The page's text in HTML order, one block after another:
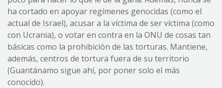
ha cortado en apoyar regímenes genocidas (como el
actual de Israel), acusar a la víctima de ser víctima (como
con Ucrania), o votar en contra en la ONU de cosas tan
básicas como la prohibición de las torturas. Mantiene,
además, centros de tortura fuera de su territorio
(Guantánamo sigue ahí, por poner solo el más
conocido).